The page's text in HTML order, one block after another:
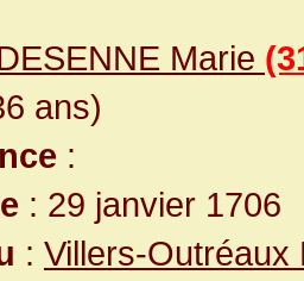
Marie
ans)
:
: 29 janvier 1706
: Villers-Outréaux